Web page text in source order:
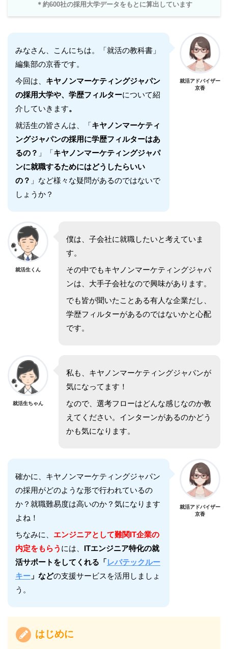
＊約600社の採用大学データをもとに算出しています
みなさん、こんにちは。「就活の教科書」
編集部の京香です。
今回は、 キヤノンマーケティングジャパン
の採用大学や、学歴フィルターについて紹
介していきます。
就活生の皆さんは、「キヤノンマーケティ
ングジャパンの採用に学歴フィルターはあ
るの？ 」「キヤノンマーケティングジャパ
ンに就職するためにはどうしたらいい
の？ 」など様々な疑問があるのではないで
しょうか？
就活アドバイザー
京香
就活生くん
僕は、子会社に就職したいと考えていま
す。
その中でもキヤノンマーケティングジャパ
ンは、大手子会社なので興味があります。
でも皆が聞いたことある有人な企業だし、
学歴フィルターがあるのではないかと心配
です。
就活生ちゃん
私も、キヤノンマーケティングジャパンが
気になってます！
なので、選考フローはどんな感じなのか教
えてください。インターンがあるのかどう
かも気になります。
確かに、キヤノンマーケティングジャパン
の採用がどのような形で行われているの
か？就職難易度は高いのか？気になります
よね！
ちなみに、 エンジニアとして難関IT企業の
内定をもらう には、 ITエンジニア特化の就
活サポートをしてくれる「レバテックルー
キー 」などの支援サービスを活用しましょ
う。
就活アドバイザー
京香
はじめに